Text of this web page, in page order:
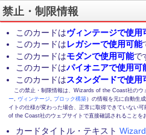
禁止・制限情報
このカードはヴィンテージで使用
このカードはレガシーで使用可能
このカードはモダンで使用可能で
このカードはパイオニアで使用可
このカードはスタンダードで使用
この禁止・制限情報は、Wizards of the Coast社のウ
ー, ヴィンテージ, ブロック構築）の情報を元に自動生
イトの仕様が変わった場合、正常に取得できていない
of the Coast社のウェブサイトで直接確認されることを
カードタイトル・テキスト